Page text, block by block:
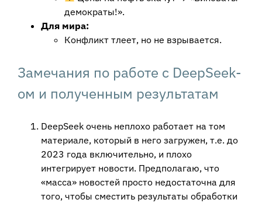
демократы!».
Для мира:
Конфликт тлеет, но не взрывается.
Замечания по работе с DeepSeek-
ом и полученным результатам
DeepSeek очень неплохо работает на том
материале, который в него загружен, т.е. до
2023 года включительно, и плохо
интегрирует новости. Предполагаю, что
«масса» новостей просто недостаточна для
того, чтобы сместить результаты обработки